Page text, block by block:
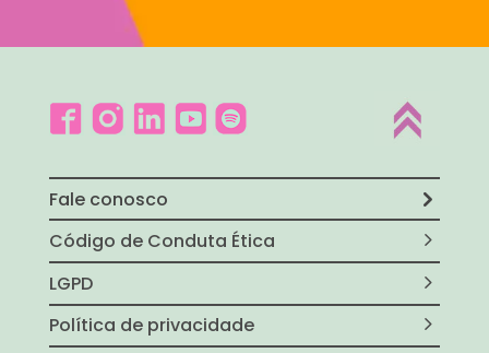
Fale conosco
Código de Conduta Ética
LGPD
Política de privacidade